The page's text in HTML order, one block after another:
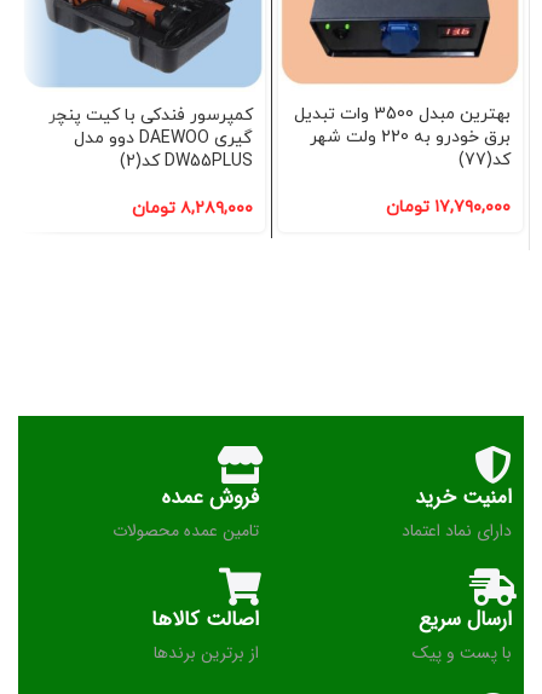
بهترین مبدل 3500 وات تبدیل
برق خودرو به 220 ولت شهر
کد(77)
۱۷,۷۹۰,۰۰۰ تومان
کمپرسور فندکی با کیت پنچر
گیری DAEWOO دوو مدل
DW55PLUS کد(2)
۸,۲۸۹,۰۰۰ تومان
امنیت خرید
دارای نماد اعتماد
فروش عمده
تامین عمده محصولات
ارسال سریع
با پست و پیک
اصالت کالاها
از برترین برندها